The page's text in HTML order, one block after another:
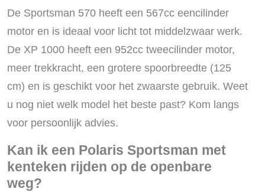
De Sportsman 570 heeft een 567cc eencilinder
motor en is ideaal voor licht tot middelzwaar werk.
De XP 1000 heeft een 952cc tweecilinder motor,
meer trekkracht, een grotere spoorbreedte (125
cm) en is geschikt voor het zwaarste gebruik. Weet
u nog niet welk model het beste past? Kom langs
voor persoonlijk advies.
Kan ik een Polaris Sportsman met
kenteken rijden op de openbare
weg?